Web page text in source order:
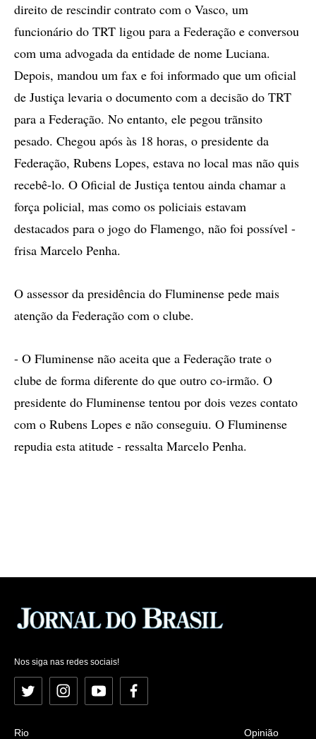
direito de rescindir contrato com o Vasco, um
funcionário do TRT ligou para a Federação e conversou
com uma advogada da entidade de nome Luciana.
Depois, mandou um fax e foi informado que um oficial
de Justiça levaria o documento com a decisão do TRT
para a Federação. No entanto, ele pegou trãnsito
pesado. Chegou após às 18 horas, o presidente da
Federação, Rubens Lopes, estava no local mas não quis
recebê-lo. O Oficial de Justiça tentou ainda chamar a
força policial, mas como os policiais estavam
destacados para o jogo do Flamengo, não foi possível -
frisa Marcelo Penha.
O assessor da presidência do Fluminense pede mais
atenção da Federação com o clube.
- O Fluminense não aceita que a Federação trate o
clube de forma diferente do que outro co-irmão. O
presidente do Fluminense tentou por dois vezes contato
com o Rubens Lopes e não conseguiu. O Fluminense
repudia esta atitude - ressalta Marcelo Penha.
Nos siga nas redes sociais!
Twitter InstagramYouTubeFacebook
Rio
Opinião